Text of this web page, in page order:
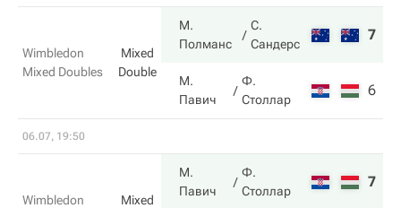
Wimbledon
Mixed Doubles
Mixed
Double
М.
Полманс
С.
Сандерс
7
М.
Павич
Ф.
Столлар
6
06.07, 19:50
Wimbledon
Mixed
М.
Павич
Ф.
Столлар
7